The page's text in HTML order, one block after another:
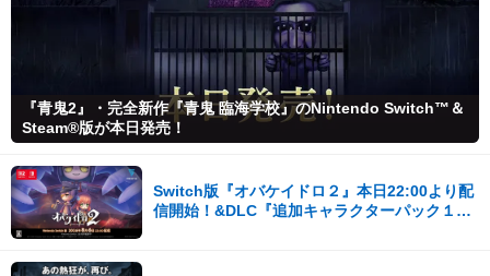
『青鬼2』・完全新作『青鬼 臨海学校』のNintendo Switch™＆
Steam®版が本日発売！
Switch版『オバケイドロ２』本日22:00より配
信開始！&DLC『追加キャラクターパック１』